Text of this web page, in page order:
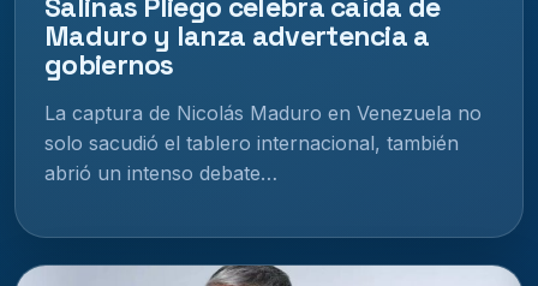
Salinas Pliego celebra caída de
Maduro y lanza advertencia a
gobiernos
La captura de Nicolás Maduro en Venezuela no
solo sacudió el tablero internacional, también
abrió un intenso debate…